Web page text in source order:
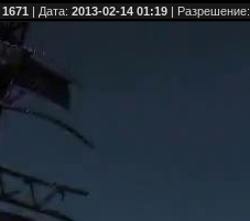
1671 | Дата: 2013-02-14 01:19 | Разрешение: